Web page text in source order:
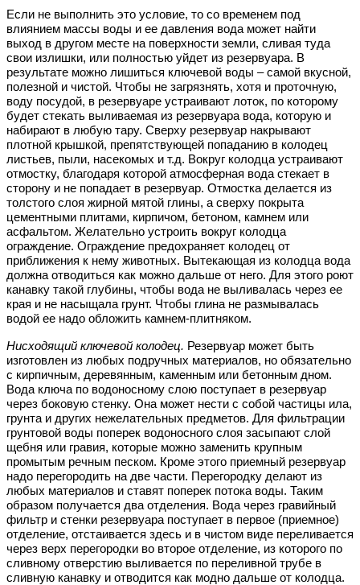
Если не выполнить это условие, то со временем под
влиянием массы воды и ее давления вода может найти
выход в другом месте на поверхности земли, сливая туда
свои излишки, или полностью уйдет из резервуара. В
результате можно лишиться ключевой воды – самой вкусной,
полезной и чистой. Чтобы не загрязнять, хотя и проточную,
воду посудой, в резервуаре устраивают лоток, по которому
будет стекать выливаемая из резервуара вода, которую и
набирают в любую тару. Сверху резервуар накрывают
плотной крышкой, препятствующей попаданию в колодец
листьев, пыли, насекомых и т.д. Вокруг колодца устраивают
отмостку, благодаря которой атмосферная вода стекает в
сторону и не попадает в резервуар. Отмостка делается из
толстого слоя жирной мятой глины, а сверху покрыта
цементными плитами, кирпичом, бетоном, камнем или
асфальтом. Желательно устроить вокруг колодца
ограждение. Ограждение предохраняет колодец от
приближения к нему животных. Вытекающая из колодца вода
должна отводиться как можно дальше от него. Для этого роют
канавку такой глубины, чтобы вода не выливалась через ее
края и не насыщала грунт. Чтобы глина не размывалась
водой ее надо обложить камнем-плитняком.
Нисходящий ключевой колодец. Резервуар может быть
изготовлен из любых подручных материалов, но обязательно
с кирпичным, деревянным, каменным или бетонным дном.
Вода ключа по водоносному слою поступает в резервуар
через боковую стенку. Она может нести с собой частицы ила,
грунта и других нежелательных предметов. Для фильтрации
грунтовой воды поперек водоносного слоя засыпают слой
щебня или гравия, которые можно заменить крупным
промытым речным песком. Кроме этого приемный резервуар
надо перегородить на две части. Перегородку делают из
любых материалов и ставят поперек потока воды. Таким
образом получается два отделения. Вода через гравийный
фильтр и стенки резервуара поступает в первое (приемное)
отделение, отстаивается здесь и в чистом виде переливается
через верх перегородки во второе отделение, из которого по
сливному отверстию выливается по переливной трубе в
сливную канавку и отводится как модно дальше от колодца.